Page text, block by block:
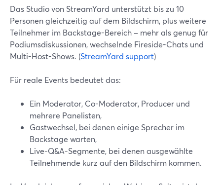
Das Studio von StreamYard unterstützt bis zu 10
Personen gleichzeitig auf dem Bildschirm, plus weitere
Teilnehmer im Backstage-Bereich – mehr als genug für
Podiumsdiskussionen, wechselnde Fireside-Chats und
Multi-Host-Shows. (StreamYard support)
Für reale Events bedeutet das:
Ein Moderator, Co-Moderator, Producer und
mehrere Panelisten,
Gastwechsel, bei denen einige Sprecher im
Backstage warten,
Live-Q&A-Segmente, bei denen ausgewählte
Teilnehmende kurz auf den Bildschirm kommen.